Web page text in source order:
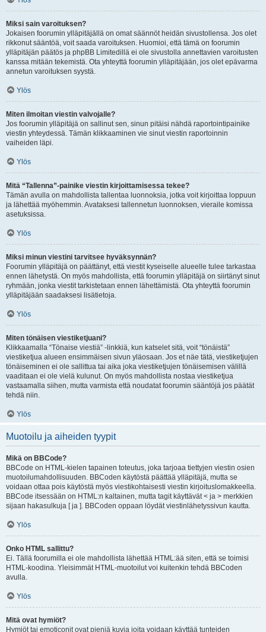
Miksi sain varoituksen?
Jokaisen foorumin ylläpitäjällä on omat säännöt heidän sivustollensa. Jos olet
rikkonut sääntöä, voit saada varoituksen. Huomioi, että tämä on foorumin
ylläpitäjän päätös ja phpBB Limitedillä ei ole sivustolla annettavien varoitusten
kanssa mitään tekemistä. Ota yhteyttä foorumin ylläpitäjään, jos olet epävarma
annetun varoituksen syystä.
Ylös
Miten ilmoitan viestin valvojalle?
Jos foorumin ylläpitäjä on sallinut sen, sinun pitäisi nähdä raportointipainike
viestin yhteydessä. Tämän klikkaaminen vie sinut viestin raportoinnin
vaiheiden läpi.
Ylös
Mitä “Tallenna”-painike viestin kirjoittamisessa tekee?
Tämän avulla on mahdollista tallentaa luonnoksia, jotka voit kirjoittaa loppuun
ja lähettää myöhemmin. Avataksesi tallennetun luonnoksen, vieraile komissa
asetuksissa.
Ylös
Miksi minun viestini tarvitsee hyväksynnän?
Foorumin ylläpitäjä on päättänyt, että viestit kyseiselle alueelle tulee tarkastaa
ennen lähetystä. On myös mahdollista, että foorumin ylläpitäjä on siirtänyt sinut
ryhmään, jonka viestit tarkistetaan ennen lähettämistä. Ota yhteyttä foorumin
ylläpitäjään saadaksesi lisätietoja.
Ylös
Miten tönäisen viestiketjuani?
Klikkaamalla “Tönaise viestiä” -linkkiä, kun katselet sitä, voit “tönäistä”
viestiketjua alueen ensimmäisen sivun yläosaan. Jos et näe tätä, viestiketjujen
tönäiseminen ei ole sallittua tai aika joka viestiketjujen tönäisemisen välillä
vaaditaan ei ole vielä kulunut. On myös mahdollista nostaa viestiketjua
vastaamalla siihen, mutta varmista että noudatat foorumin sääntöjä jos päätät
tehdä niin.
Ylös
Muotoilu ja aiheiden tyypit
Mikä on BBCode?
BBCode on HTML-kielen tapainen toteutus, joka tarjoaa tiettyjen viestin osien
muotoilumahdollisuuden. BBCoden käytöstä päättää ylläpitäjä, mutta se
voidaan ottaa pois käytöstä myös viestikohtaisesti viestin kirjoituslomakkeella.
BBCode itsessään on HTML:n kaltainen, mutta tagit käyttävät < ja > merkkien
sijaan hakasulkuja [ ja ]. BBCoden oppaan löydät viestinlähetyssivun kautta.
Ylös
Onko HTML sallittu?
Ei. Tällä foorumilla ei ole mahdollista lähettää HTML:ää siten, että se toimisi
HTML-koodina. Yleisimmät HTML-muotoilut voi kuitenkin tehdä BBCoden
avulla.
Ylös
Mitä ovat hymiöt?
Hymiöt tai emoticonit ovat pieniä kuvia joita voidaan käyttää tunteiden